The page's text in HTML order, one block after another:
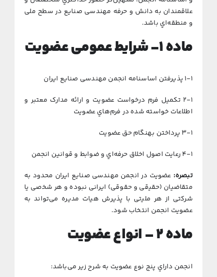
ﻋﻼﻗﻤﻨﺪان ﺑﻪ داﻧﺶ و ﺣﺮﻓﻪ مهندسی صنایع در ﺳﻄﺢ ملی
و ﻣﻨﻄﻘﻪ‌اي ﺑﺎﺷﺪ.
ﻣﺎده ۱- ﺷﺮاﻳﻂ ﻋﻤﻮمی ﻋﻀﻮﻳﺖ
۱-۱ ﭘﺬﻳﺮﻓﺘﻦ اﺳﺎﺳﻨﺎﻣﻪ اﻧﺠﻤﻦ مهندسی صنایع اﻳﺮان
۲-۱ ﺗﻜﻤﻴﻞ فرم درﺧﻮاﺳﺖ ﻋﻀﻮﻳﺖ و اراﺋﻪ مدارک ﻣﻌﺘﺒﺮ و
اﻃﻼﻋﺎت ﺧﻮاﺳﺘﻪ ﺷﺪه در ﻓﺮمﻫﺎي ﻋﻀﻮﻳﺖ
۳-۱ ﭘﺮداﺧﺘﻦ ﺑﻬﻨﮕﺎم ﺣﻖ ﻋﻀﻮﻳﺖ
۴-۱ رﻋﺎﻳﺖ اﺻﻮل اﺧﻼق ﺣﺮﻓﻪ‌اي و ﺿﻮاﺑﻂ و ﻗﻮاﻧﻴﻦ اﻧﺠﻤﻦ
ﺗﺒﺼﺮه: ﻋﻀﻮﻳﺖ در اﻧﺠﻤﻦ مهندسی صنایع اﻳﺮان ﻣﺤﺪود ﺑﻪ
ﻣﺘﻘﺎﺿﻴﺎن (ﺣﻘﻴقی و ﺣﻘﻮقی) اﻳﺮانی ﻧﺒﻮده و ﻫﺮ ﺷﺨصی ﻳﺎ
ﺷﺮﻛتی از ﻫﺮ ﻣﻠﻴتی ﺑﺎ ﭘﺬﻳﺮش ﻫﻴﺎت ﻣﺪﻳﺮه می‌ﺗﻮاﻧﺪ ﺑﻪ
ﻋﻀﻮﻳﺖ اﻧﺠﻤﻦ اﻧﺘﺨﺎب ﺷﻮد.
ﻣﺎده۲ – اﻧﻮاع ﻋﻀﻮﻳﺖ
اﻧﺠﻤﻦ داراي ﭘﻨﺞ ﻧﻮع ﻋﻀﻮﻳﺖ ﺑﻪ ﺷﺮح زﻳﺮ می‌ﺑﺎﺷﺪ: